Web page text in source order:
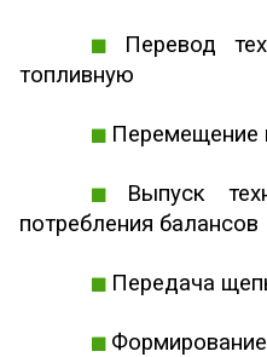
Перевод
топливную
Перемещение
Выпуск
потребления балансов
Передача